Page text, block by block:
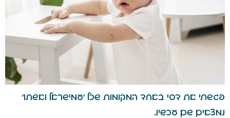
פגשתי את דסי באחד המקומות שכל 'עמישראל ואשתו'
נמצאים שם עכשיו.